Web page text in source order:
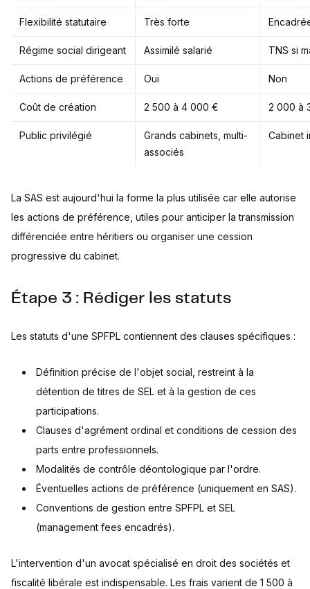
Flexibilité statutaire Très forte
Régime social dirigeant Assimilé salarié TNS si
Actions de préférence Oui Non
Coût de création 2 500 à 4 000 € 2 000 à
Public privilégié
Grands cabinets, multi-
associés
Cabinet
La SAS est aujourd'hui la forme la plus utilisée car elle autorise
les actions de préférence, utiles pour anticiper la transmission
différenciée entre héritiers ou organiser une cession
progressive du cabinet.
Étape 3 : Rédiger les statuts
Les statuts d'une SPFPL contiennent des clauses spécifiques :
Définition précise de l'objet social, restreint à la
détention de titres de SEL et à la gestion de ces
participations.
Clauses d'agrément ordinal et conditions de cession des
parts entre professionnels.
Modalités de contrôle déontologique par l'ordre.
Éventuelles actions de préférence (uniquement en SAS).
Conventions de gestion entre SPFPL et SEL
(management fees encadrés).
L'intervention d'un avocat spécialisé en droit des sociétés et
fiscalité libérale est indispensable. Les frais varient de 1 500 à